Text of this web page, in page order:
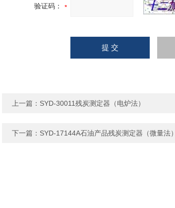
验证码：
上一篇： SYD-30011残炭测定器（电炉法）
下一篇： SYD-17144A石油产品残炭测定器（微量法）